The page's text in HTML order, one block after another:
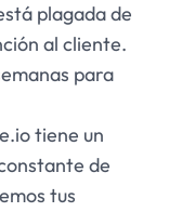
plagada de
al cliente.
para
tiene un
de
tus